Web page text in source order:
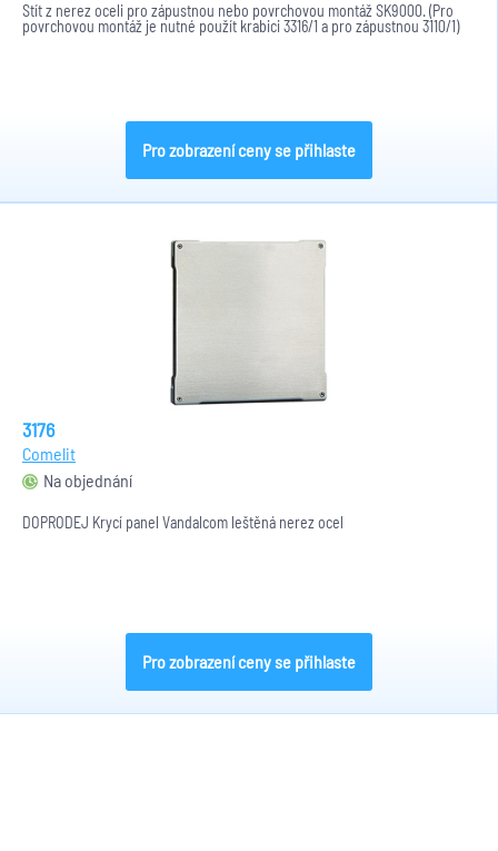
Štít z nerez oceli pro zápustnou nebo povrchovou montáž SK9000. (Pro
povrchovou montáž je nutné použít krabici 3316/1 a pro zápustnou 3110/1)
Pro zobrazení ceny se přihlaste
3176
Comelit
Na objednání
DOPRODEJ Krycí panel Vandalcom leštěná nerez ocel
Pro zobrazení ceny se přihlaste